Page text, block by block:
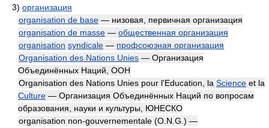
3) организация
organisation de base — низовая, первичная организация
organisation de masse — общественная организация
organisation syndicale — профсоюзная организация
Organisation des Nations Unies — Организация
Объединённых Наций, ООН
Organisation des Nations Unies pour l'Education, la Science et la
Culture — Организация Объединённых Наций по вопросам
образования, науки и культуры, ЮНЕСКО
organisation non-gouvernementale (O.N.G.) —